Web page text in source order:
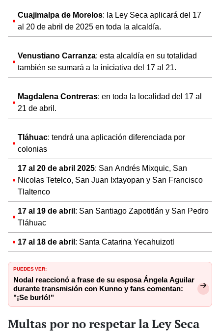
Cuajimalpa de Morelos: la Ley Seca aplicará del 17
al 20 de abril de 2025 en toda la alcaldía.
Venustiano Carranza: esta alcaldía en su totalidad
también se sumará a la iniciativa del 17 al 21.
Magdalena Contreras: en toda la localidad del 17 al
21 de abril.
Tláhuac: tendrá una aplicación diferenciada por
colonias
17 al 20 de abril 2025: San Andrés Mixquic, San
Nicolas Tetelco, San Juan Ixtayopan y San Francisco
Tlaltenco
17 al 19 de abril: San Santiago Zapotitlán y San Pedro
Tláhuac
17 al 18 de abril: Santa Catarina Yecahuizotl
PUEDES VER:
Nodal reaccionó a frase de su esposa Ángela Aguilar
durante transmisión con Kunno y fans comentan:
"¡Se burló!"
Multas por no respetar la Ley Seca